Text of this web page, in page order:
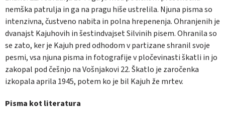
nemška patrulja in ga na pragu hiše ustrelila. Njuna pisma so
intenzivna, čustveno nabita in polna hrepenenja. Ohranjenih je
dvanajst Kajuhovih in šestindvajset Silvinih pisem. Ohranila so
se zato, ker je Kajuh pred odhodom v partizane shranil svoje
pesmi, vsa njuna pisma in fotografije v pločevinasti škatli in jo
zakopal pod češnjo na Vošnjakovi 22. Škatlo je zaročenka
izkopala aprila 1945, potem ko je bil Kajuh že mrtev.
Pisma kot literatura